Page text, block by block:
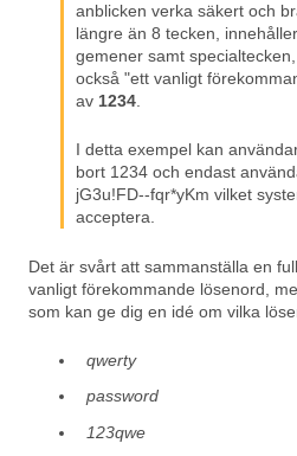
anblicken verka säkert och
längre än 8 tecken,
gemener samt
också "ett vanligt
av 1234
I detta exempel kan
bort 1234 och endast
jG3u!FD--fqr*yKm vilket
acceptera.
Det är svårt att sammanställa en
vanligt förekommande lösenord,
som kan ge dig en idé om vilka
qwerty
password
123qwe